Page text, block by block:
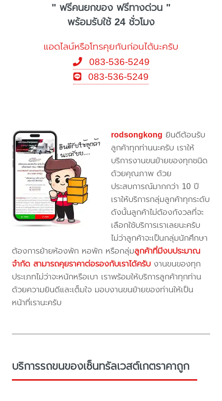
" ฟรีคนยกของ ฟรีทางด่วน "
พร้อมรับใช้ 24 ชั่วโมง
แอดไลน์หรือโทรคุยกันก่อนได้นะครับ
083-536-5249
083-536-5249
rodsongkong ยินดีต้อนรับ
ลูกค้าทุกท่านนะครับ เราให้
บริการงานขนย้ายของทุกชนิด
ด้วยคุณภาพ ด้วย
ประสบการณ์มากกว่า 10 ปี
เราให้บริการกลุ่มลูกค้าทุกระดับ
ดังนั้นลูกค้าไม่ต้องกังวลที่จะ
เลือกใช้บริการเราเลยนะครับ
ไม่ว่าลูกค้าจะเป็นกลุ่มนักศึกษา
ต้องการย้ายห้องพัก หอพัก หรือกลุ่มลูกค้าที่มีงบประมาณ
จำกัด สามารถคุยราคาต่อรองกับเราได้ครับ งานขนของทุก
ประเภทไม่ว่าจะหนักหรือเบา เราพร้อมให้บริการลูกค้าทุกท่าน
ด้วยความยินดีและเต็มใจ มอบงานขนย้ายของท่านให้เป็น
หน้าที่เรานะครับ
บริการรถขนของเซ็นทรัลเวสต์เกตราคาถูก